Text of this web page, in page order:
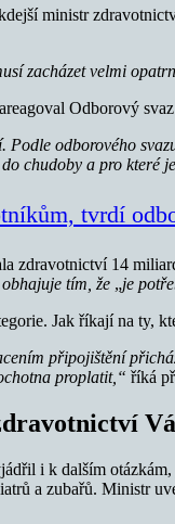
ministr
zacházet velmi
Odborový
odborového
chudoby a pro které
tvrdí
zdravotnictví 14
tím, že „je
Jak říkají na ty,
připojištění
proplatit,“ říká
i k dalším
a zubařů. Ministr